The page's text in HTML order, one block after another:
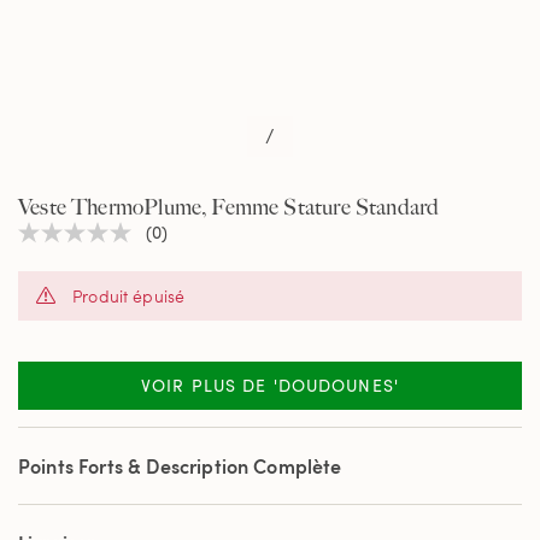
/
Veste ThermoPlume, Femme Stature Standard
Aucune
notation
la
(0)
Produit épuisé
VOIR PLUS DE 'DOUDOUNES'
Points Forts & Description Complète